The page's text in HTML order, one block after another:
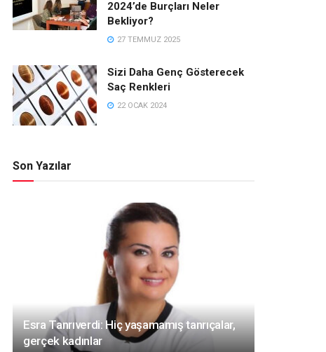
2024’de Burçları Neler
Bekliyor?
27 TEMMUZ 2025
Sizi Daha Genç Gösterecek
Saç Renkleri
22 OCAK 2024
Son Yazılar
Esra Tanrıverdi: Hiç yaşamamış tanrıçalar,
gerçek kadınlar